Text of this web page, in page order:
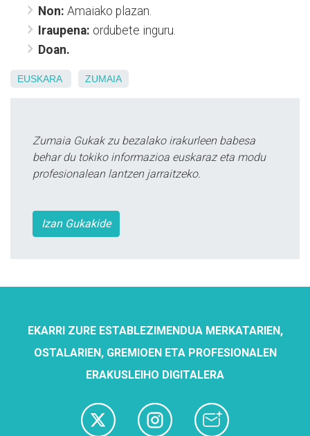
Non: Amaiako plazan.
Iraupena: ordubete inguru.
Doan.
EUSKARA ZUMAIA
Zumaia Gukak zu bezalako irakurleen babesa
behar du tokiko informazioa euskaraz eta modu
profesionalean lantzen jarraitzeko.
Izan Gukakide
EKARRI ZURE ESTABLEZIMENDUA MERKATARIEN,
OSTALARIEN, GREMIOEN ETA PROFESIONALEN
ERAKUSLEIHO DIGITALERA